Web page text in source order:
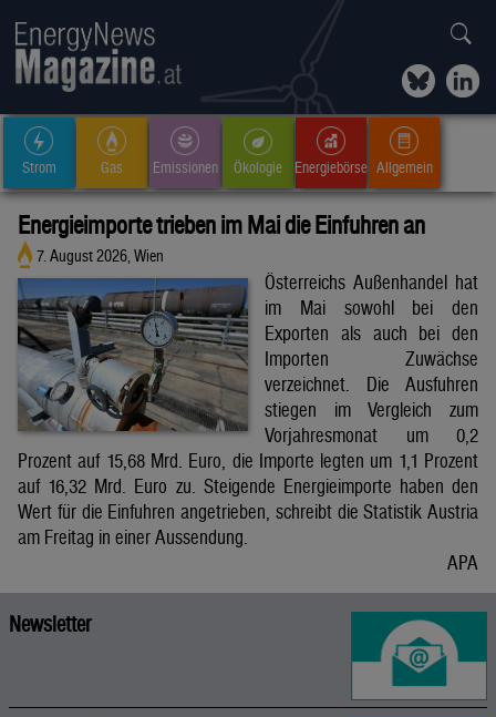
Strom Gas Emissionen Ökologie Energiebörse Allgemein
Energieimporte trieben im Mai die Einfuhren an
7. August 2026, Wien
Österreichs Außenhandel hat
im Mai sowohl bei den
Exporten als auch bei den
Importen Zuwächse
verzeichnet. Die Ausfuhren
stiegen im Vergleich zum
Vorjahresmonat um 0,2
Prozent auf 15,68 Mrd. Euro, die Importe legten um 1,1 Prozent
auf 16,32 Mrd. Euro zu. Steigende Energieimporte haben den
Wert für die Einfuhren angetrieben, schreibt die Statistik Austria
am Freitag in einer Aussendung.
APA
Newsletter